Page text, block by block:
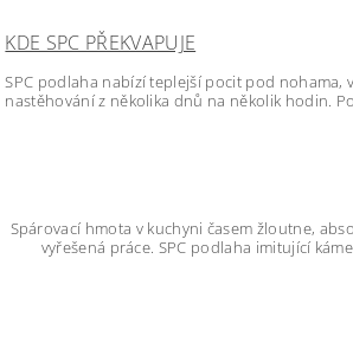
KDE SPC PŘEKVAPUJE
SPC podlaha nabízí teplejší pocit pod
nastěhování z několika dnů na několik hodin.
Spárovací hmota v kuchyni časem žloutne,
vyřešená práce. SPC podlaha imitující